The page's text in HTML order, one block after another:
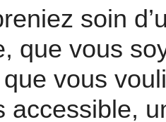
soin
que vous
vous
accessible,